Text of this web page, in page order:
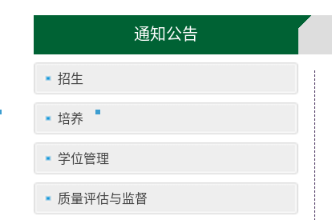
通知公告
招生
培养
学位管理
质量评估与监督